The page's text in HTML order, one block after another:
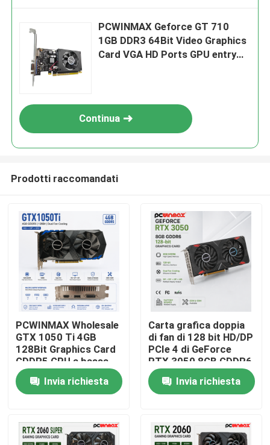
Casa
Video
PCWINMAX Geforce GT 710
1GB DDR3 64Bit Video Graphics
Card VGA HD Ports GPU entry
Continua
Prodotti raccomandati
PCWINMAX Wholesale
GTX 1050 Ti 4GB
128Bit Graphics Card
GDDR5 GPU a bassa
potenza con HD DP
DVI Output per
desktop
Invia richiesta
Carta grafica doppia
di fan di 128 bit HD/DP
PCIe 4 di GeForce
RTX 3050 8GB GDDR6
di gioco di PCWINMAX
per gioco del PC
Invia richiesta